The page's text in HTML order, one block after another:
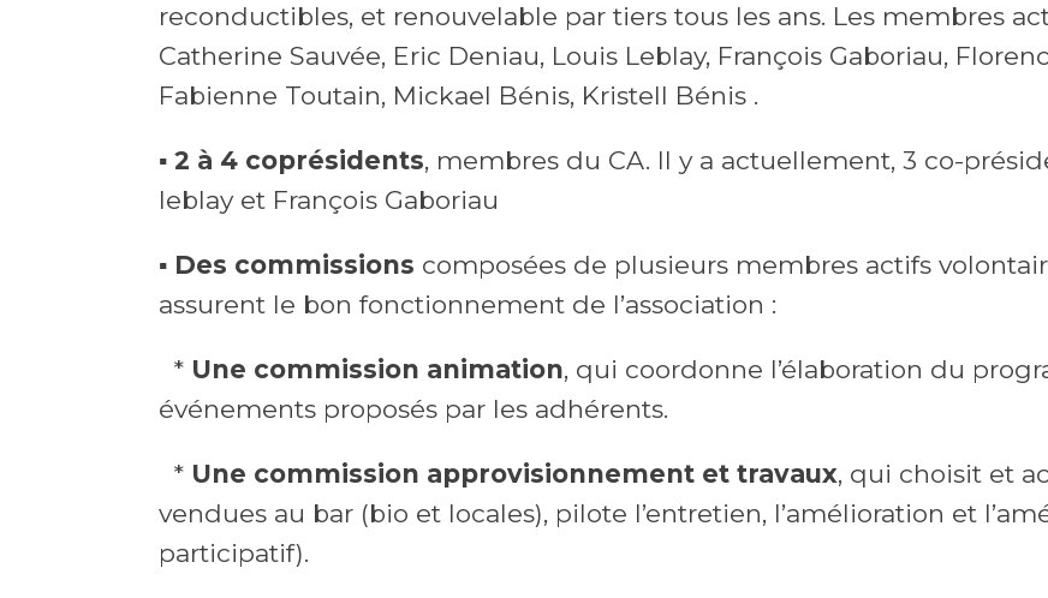
reconductibles, et renouvelable par tiers tous les ans. Les membres
Catherine Sauvée, Eric Deniau, Louis Leblay, François Gaboriau,
Fabienne Toutain, Mickael Bénis, Kristell Bénis .
▪ 2 à 4 coprésidents, membres du CA. Il y a actuellement, 3 co-
leblay et François Gaboriau
▪ Des commissions composées de plusieurs membres actifs
assurent le bon fonctionnement de l’association :
* Une commission animation, qui coordonne l’élaboration du
événements proposés par les adhérents.
* Une commission approvisionnement et travaux, qui choisit et
vendues au bar (bio et locales), pilote l’entretien, l’amélioration et
participatif).